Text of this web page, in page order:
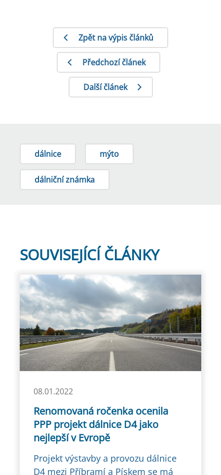
Zpět na výpis článků
Předchozí článek
Další článek
dálnice mýto
dálniční známka
SOUVISEJÍCÍ ČLÁNKY
08.01.2022
Renomovaná ročenka ocenila
PPP projekt dálnice D4 jako
nejlepší v Evropě
Projekt výstavby a provozu dálnice
D4 mezi Příbramí a Pískem se má